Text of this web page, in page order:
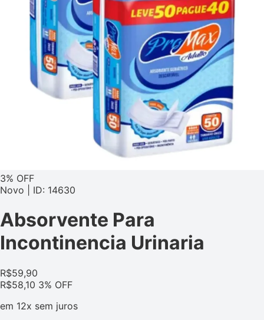
3% OFF
Novo | ID: 14630
Absorvente Para
Incontinencia Urinaria
R$59,90
R$58,10 3% OFF
em 12x sem juros